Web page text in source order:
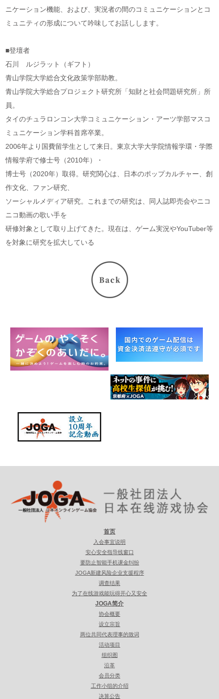
ニケーション機能、および、実況者の間のコミュニケーションとコ
ミュニティの形成について吟味してお話しします。
■登壇者
石川 ルジラット（ギフト）
青山学院大学総合文化政策学部助教。
青山学院大学総合プロジェクト研究所「知財と社会問題研究所」所
員。
タイのチュラロンコン大学コミュニケーション・アーツ学部マスコ
ミュニケーション学科首席卒業。
2006年より国費留学生として来日。東京大学大学院情報学環・学際
情報学府で修士号（2010年）・
博士号（2020年）取得。研究関心は、日本のポップカルチャー、創
作文化、ファン研究、
ソーシャルメディア研究。これまでの研究は、同人誌即売会やニコ
ニコ動画の歌い手を
研修対象として取り上げてきた。現在は、ゲーム実況やYouTuber等
を対象に研究を拡大している
首页
入会事宜说明
安心安全指导线窗口
要防止智能手机课金纠纷
JOGA新建风险企业支援程序
调查结果
为了在线游戏能玩得开心又安全
JOGA简介
协会概要
设立宗旨
两位共同代表理事的致词
活动项目
组织图
沿革
会员分类
工作小组的介绍
决算公告